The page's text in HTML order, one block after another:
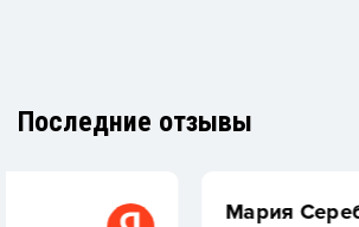
Последние отзывы
Мария Серебрянская